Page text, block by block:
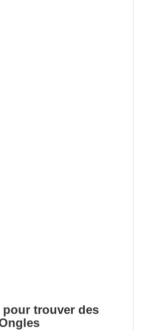
trouver des